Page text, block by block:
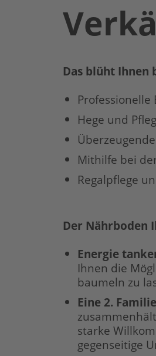
Das blüht Ihnen
Hege und
Mithilfe bei
Regalpflege
Der Nährboden
Energie
Ihnen die
baumeln zu
Eine 2.
starke
gegenseitige